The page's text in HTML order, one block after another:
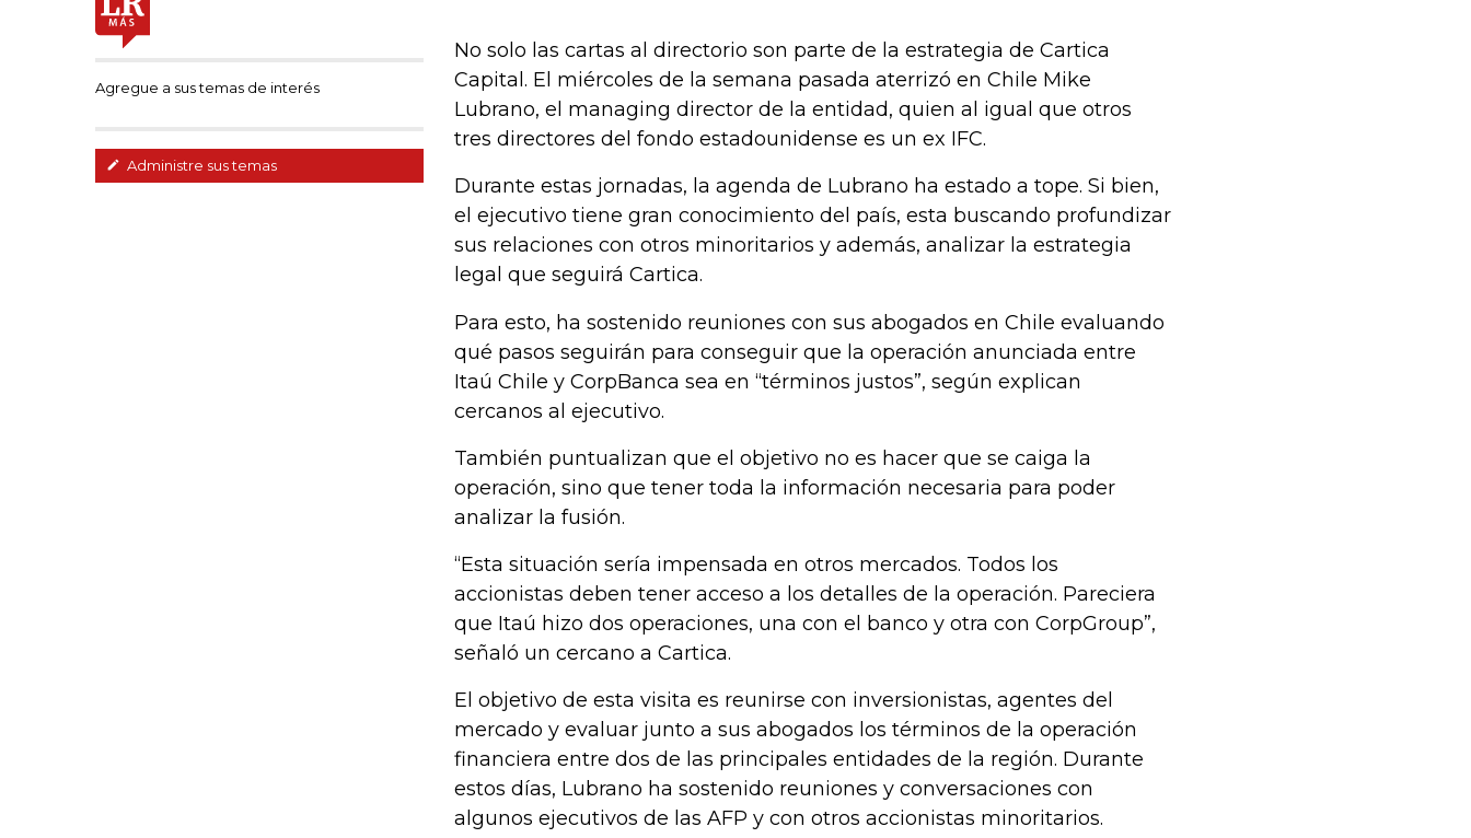
Agregue a sus temas de interés
Administre sus temas
No solo las cartas al directorio son parte de la estrategia de Cartica
Capital. El miércoles de la semana pasada aterrizó en Chile Mike
Lubrano, el managing director de la entidad, quien al igual que otros
tres directores del fondo estadounidense es un ex IFC.
Durante estas jornadas, la agenda de Lubrano ha estado a tope. Si bien,
el ejecutivo tiene gran conocimiento del país, esta buscando profundizar
sus relaciones con otros minoritarios y además, analizar la estrategia
legal que seguirá Cartica.
Para esto, ha sostenido reuniones con sus abogados en Chile evaluando
qué pasos seguirán para conseguir que la operación anunciada entre
Itaú Chile y CorpBanca sea en “términos justos”, según explican
cercanos al ejecutivo.
También puntualizan que el objetivo no es hacer que se caiga la
operación, sino que tener toda la información necesaria para poder
analizar la fusión.
“Esta situación sería impensada en otros mercados. Todos los
accionistas deben tener acceso a los detalles de la operación. Pareciera
que Itaú hizo dos operaciones, una con el banco y otra con CorpGroup”,
señaló un cercano a Cartica.
El objetivo de esta visita es reunirse con inversionistas, agentes del
mercado y evaluar junto a sus abogados los términos de la operación
financiera entre dos de las principales entidades de la región. Durante
estos días, Lubrano ha sostenido reuniones y conversaciones con
algunos ejecutivos de las AFP y con otros accionistas minoritarios.